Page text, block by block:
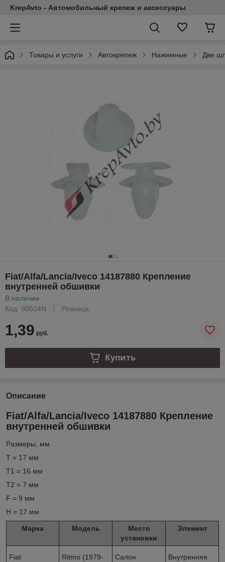
KrepAvto - Автомобильный крепеж и аксессуары
Товары и услуги Автокрепеж Нажимные Две
Fiat/Alfa/Lancia/Iveco 14187880 Крепление
внутренней обшивки
В наличии
Код: 90504N
Розница
1,39 руб.
Купить
Описание
Fiat/Alfa/Lancia/Iveco 14187880 Крепление
внутренней обшивки
Размеры, мм
T = 17 мм
T1 = 16 мм
T2 = 7 мм
F = 9 мм
H = 17 мм
Марка Модель
Место
установки
Элемент
Fiat
Ritmo (1979-
Салон
Внутренняя